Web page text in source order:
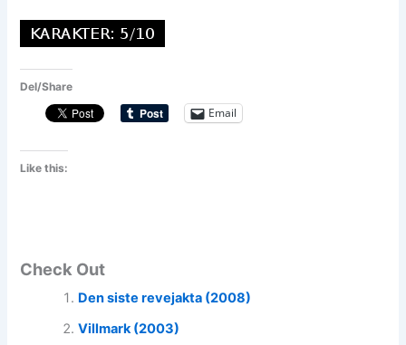
Del/Share
Email
Like this:
Check Out
Den siste revejakta (2008)
Villmark (2003)